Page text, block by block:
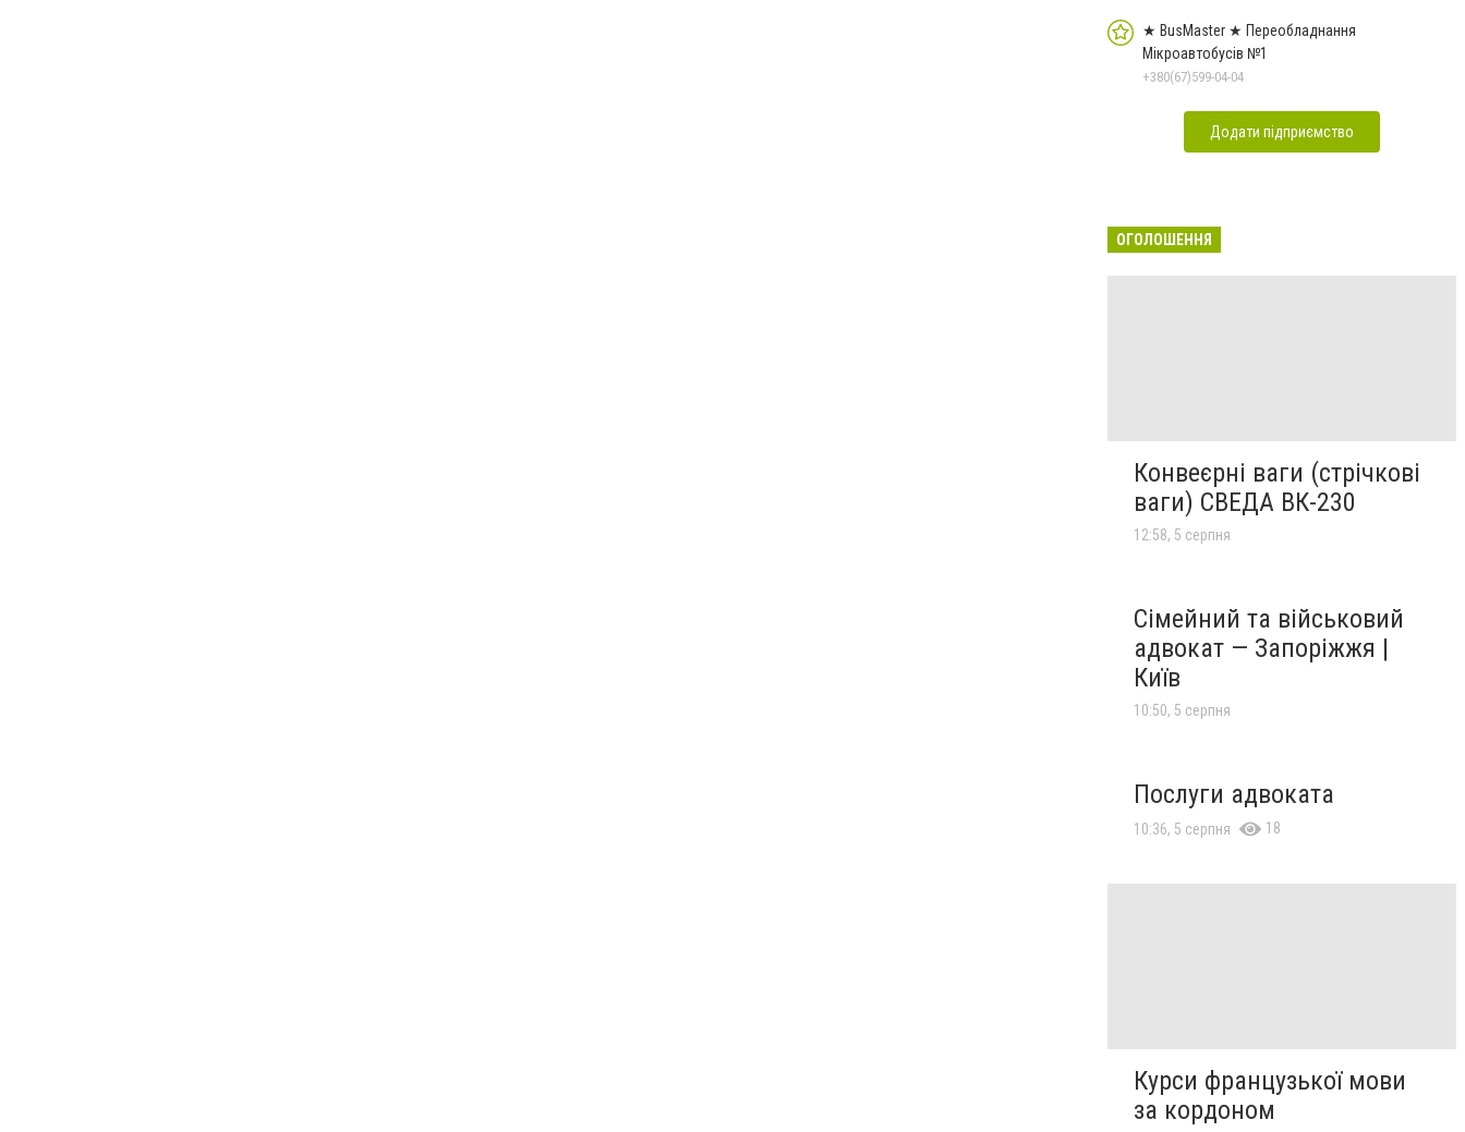
★ BusMaster ★ Переобладнання
Мікроавтобусів №1
+380(67)599-04-04
Додати підприємство
ОГОЛОШЕННЯ
Конвеєрні ваги (стрічкові
ваги) СВЕДА ВК-230
12:58, 5 серпня
Сімейний та військовий
адвокат — Запоріжжя |
Київ
10:50, 5 серпня
Послуги адвоката
10:36, 5 серпня 18
Курси французької мови
за кордоном